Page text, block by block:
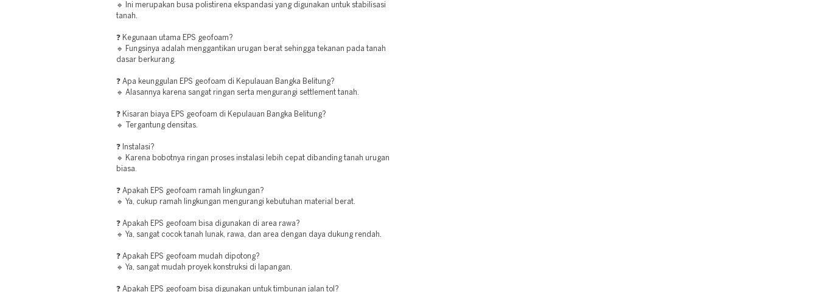
🔹 Ini merupakan busa polistirena ekspandasi yang digunakan untuk stabilisasi
tanah.
❓ Kegunaan utama EPS geofoam?
🔹 Fungsinya adalah menggantikan urugan berat sehingga tekanan pada tanah
dasar berkurang.
❓ Apa keunggulan EPS geofoam di Kepulauan Bangka Belitung?
🔹 Alasannya karena sangat ringan serta mengurangi settlement tanah.
❓ Kisaran biaya EPS geofoam di Kepulauan Bangka Belitung?
🔹 Tergantung densitas.
❓ Instalasi?
🔹 Karena bobotnya ringan proses instalasi lebih cepat dibanding tanah urugan
biasa.
❓ Apakah EPS geofoam ramah lingkungan?
🔹 Ya, cukup ramah lingkungan mengurangi kebutuhan material berat.
❓ Apakah EPS geofoam bisa digunakan di area rawa?
🔹 Ya, sangat cocok tanah lunak, rawa, dan area dengan daya dukung rendah.
❓ Apakah EPS geofoam mudah dipotong?
🔹 Ya, sangat mudah proyek konstruksi di lapangan.
❓ Apakah EPS geofoam bisa digunakan untuk timbunan jalan tol?